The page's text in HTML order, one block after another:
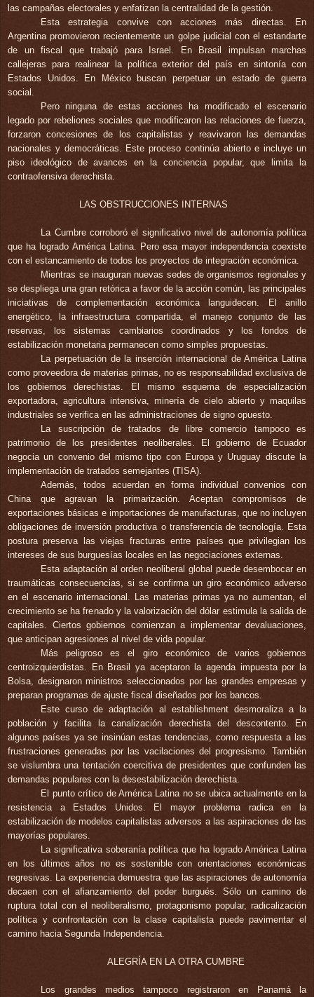
las campañas electorales y enfatizan la centralidad de la gestión.
Esta estrategia convive con acciones más directas. En
Argentina promovieron recientemente un golpe judicial con el estandarte
de un fiscal que trabajó para Israel. En Brasil impulsan marchas
callejeras para realinear la política exterior del país en sintonía con
Estados Unidos. En México buscan perpetuar un estado de guerra
social.
Pero ninguna de estas acciones ha modificado el escenario
legado por rebeliones sociales que modificaron las relaciones de fuerza,
forzaron concesiones de los capitalistas y reavivaron las demandas
nacionales y democráticas. Este proceso continúa abierto e incluye un
piso ideológico de avances en la conciencia popular, que limita la
contraofensiva derechista.
LAS OBSTRUCCIONES INTERNAS
La Cumbre corroboró el significativo nivel de autonomía política
que ha logrado América Latina. Pero esa mayor independencia coexiste
con el estancamiento de todos los proyectos de integración económica.
Mientras se inauguran nuevas sedes de organismos regionales y
se despliega una gran retórica a favor de la acción común, las principales
iniciativas de complementación económica languidecen. El anillo
energético, la infraestructura compartida, el manejo conjunto de las
reservas, los sistemas cambiarios coordinados y los fondos de
estabilización monetaria permanecen como simples propuestas.
La perpetuación de lainserción internacional de América Latina
como proveedora de materias primas, no es responsabilidad exclusiva de
los gobiernos derechistas. El mismo esquema de especialización
exportadora, agricultura intensiva, minería de cielo abierto y maquilas
industriales se verifica en las administraciones de signo opuesto.
La suscripción de tratados de libre comercio tampoco es
patrimonio de los presidentes neoliberales. El gobierno de Ecuador
negocia un convenio del mismo tipo con Europa y Uruguay discute la
implementación de tratados semejantes (TISA).
Además, todos acuerdan en forma individual convenios con
China queagravan la primarización. Aceptan compromisos de
exportaciones básicas e importaciones de manufacturas, que no incluyen
obligaciones de inversión productiva o transferencia de tecnología.
Esta
postura preserva las viejas fracturas entre países que privilegian los
intereses de sus burguesías locales en las negociaciones externas.
Esta adaptación al orden neoliberal global puede desembocar en
traumáticas consecuencias, si se confirma un giro económico adverso
en el escenario internacional. Las materias primas ya no aumentan, el
crecimiento se ha frenado y la valorización del dólar estimula la salida de
capitales. Ciertos gobiernos comienzan a implementar devaluaciones,
que anticipan agresiones al nivel de vida popular.
Más peligroso es el giro económico de varios gobiernos
centroizquierdistas. En Brasil ya aceptaron la agenda impuesta por la
Bolsa, designaron ministros seleccionados por las grandes empresas y
preparan programas de ajuste fiscal diseñados por los bancos.
Este curso de adaptación al establishment desmoraliza a la
población y facilita la canalización derechista del descontento. En
algunos países ya se insinúan estas tendencias, como respuesta a las
frustraciones generadas por las vacilaciones del progresismo. También
se vislumbra una tentación coercitiva de presidentes que confunden las
demandas populares con la desestabilización derechista.
El punto crítico de América Latina no se ubica actualmente en la
resistencia a Estados Unidos. El mayor problema radica en la
estabilización de modelos capitalistas adversos a las aspiraciones de las
mayorías populares.
La significativa soberanía política que ha logrado América Latina
en los últimos años no es sostenible con orientaciones económicas
regresivas. La experiencia demuestra que las aspiraciones de autonomía
decaen con el afianzamiento del poder burgués. Sólo un camino de
ruptura total con el neoliberalismo, protagonismo popular, radicalización
política y confrontación con la clase capitalista puede pavimentar el
camino hacia Segunda Independencia.
ALEGRÍA EN LA OTRA CUMBRE
Los grandes medios tampoco registraron en Panamá la